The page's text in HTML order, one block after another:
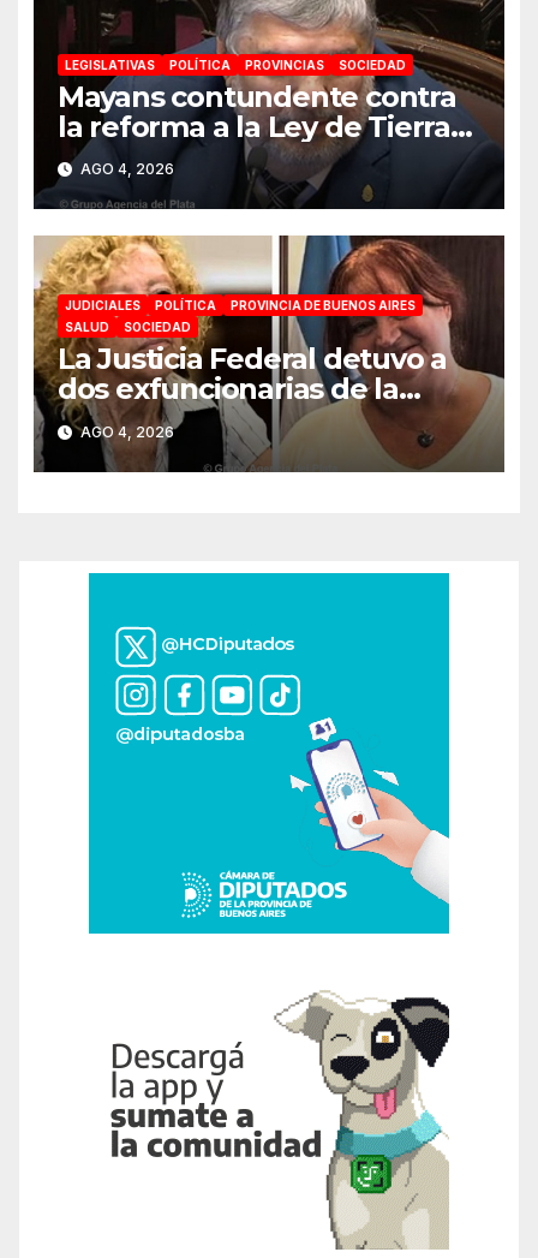
LEGISLATIVAS POLÍTICA PROVINCIAS SOCIEDAD
Mayans contundente contra
la reforma a la Ley de Tierras:
«Esta ley vende el país»
AGO 4, 2026
JUDICIALES POLÍTICA
PROVINCIA DE BUENOS AIRES
SALUD
SOCIEDAD
La Justicia Federal detuvo a
dos exfuncionarias de la
ANMAT y el INAME por la
causa del fentanilo
contaminado
AGO 4, 2026